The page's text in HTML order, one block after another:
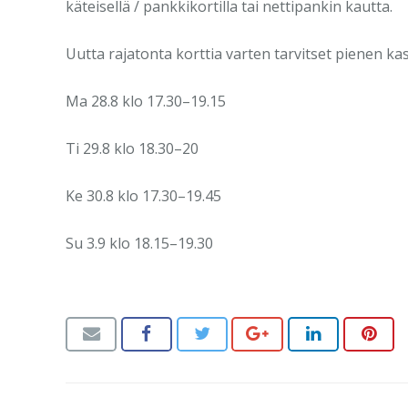
käteisellä / pankkikortilla tai nettipankin kautta.
Uutta rajatonta korttia varten tarvitset pienen
Ma 28.8 klo 17.30–19.15
Ti 29.8 klo 18.30–20
Ke 30.8 klo 17.30–19.45
Su 3.9 klo 18.15–19.30